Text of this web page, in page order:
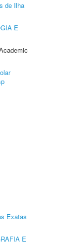
de Ilha
E
Exatas
E